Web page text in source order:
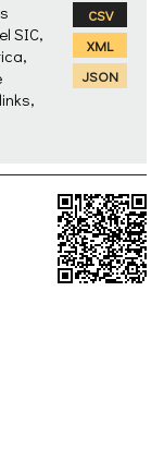
SIC,
CSV
XML
JSON